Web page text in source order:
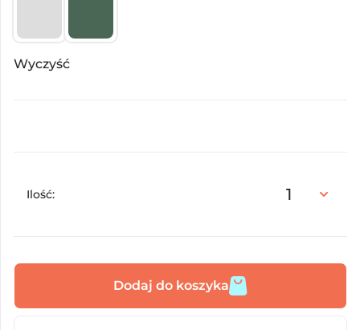
Wyczyść
Ilość:
Dodaj do koszyka